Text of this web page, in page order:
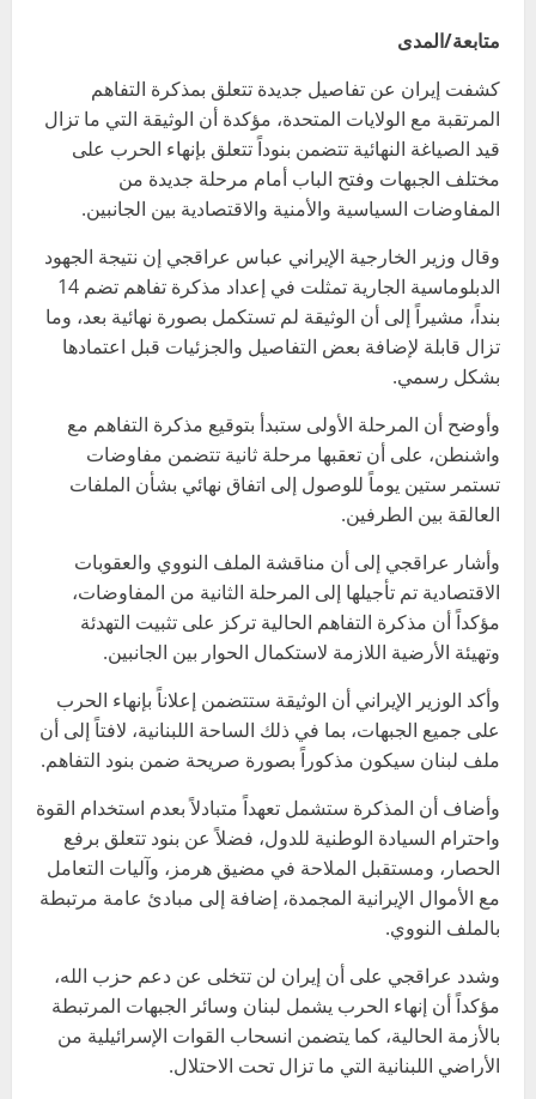
متابعة/المدى
كشفت إيران عن تفاصيل جديدة تتعلق بمذكرة التفاهم
المرتقبة مع الولايات المتحدة، مؤكدة أن الوثيقة التي ما تزال
قيد الصياغة النهائية تتضمن بنوداً تتعلق بإنهاء الحرب على
مختلف الجبهات وفتح الباب أمام مرحلة جديدة من
المفاوضات السياسية والأمنية والاقتصادية بين الجانبين.
وقال وزير الخارجية الإيراني عباس عراقجي إن نتيجة الجهود
الدبلوماسية الجارية تمثلت في إعداد مذكرة تفاهم تضم 14
بنداً، مشيراً إلى أن الوثيقة لم تستكمل بصورة نهائية بعد، وما
تزال قابلة لإضافة بعض التفاصيل والجزئيات قبل اعتمادها
بشكل رسمي.
وأوضح أن المرحلة الأولى ستبدأ بتوقيع مذكرة التفاهم مع
واشنطن، على أن تعقبها مرحلة ثانية تتضمن مفاوضات
تستمر ستين يوماً للوصول إلى اتفاق نهائي بشأن الملفات
العالقة بين الطرفين.
وأشار عراقجي إلى أن مناقشة الملف النووي والعقوبات
الاقتصادية تم تأجيلها إلى المرحلة الثانية من المفاوضات،
مؤكداً أن مذكرة التفاهم الحالية تركز على تثبيت التهدئة
وتهيئة الأرضية اللازمة لاستكمال الحوار بين الجانبين.
وأكد الوزير الإيراني أن الوثيقة ستتضمن إعلاناً بإنهاء الحرب
على جميع الجبهات، بما في ذلك الساحة اللبنانية، لافتاً إلى أن
ملف لبنان سيكون مذكوراً بصورة صريحة ضمن بنود التفاهم.
وأضاف أن المذكرة ستشمل تعهداً متبادلاً بعدم استخدام القوة
واحترام السيادة الوطنية للدول، فضلاً عن بنود تتعلق برفع
الحصار، ومستقبل الملاحة في مضيق هرمز، وآليات التعامل
مع الأموال الإيرانية المجمدة، إضافة إلى مبادئ عامة مرتبطة
بالملف النووي.
وشدد عراقجي على أن إيران لن تتخلى عن دعم حزب الله،
مؤكداً أن إنهاء الحرب يشمل لبنان وسائر الجبهات المرتبطة
بالأزمة الحالية، كما يتضمن انسحاب القوات الإسرائيلية من
الأراضي اللبنانية التي ما تزال تحت الاحتلال.